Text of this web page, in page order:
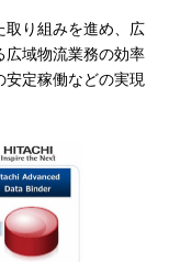
り組みを進め、広
広域物流業務の効率
定稼働などの実現